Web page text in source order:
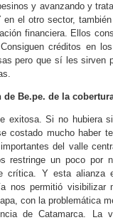
y avanzando y
el otro sector,
financiera. Ellos
créditos en
pero que sí les sirven
de Be.pe. de la
exitosa. Si no hubiera
costado mucho haber
del valle
restringe un poco por
crítica. Y esta alianza
nos permitió visibilizar
con la problemática
de Catamarca. La